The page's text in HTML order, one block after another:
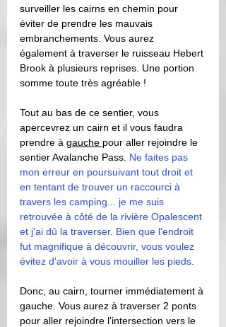
surveiller les cairns en chemin pour
éviter de prendre les mauvais
embranchements. Vous aurez
également à traverser le ruisseau Hebert
Brook à plusieurs reprises. Une portion
somme toute très agréable !
Tout au bas de ce sentier, vous
apercevrez un cairn et il vous faudra
prendre à gauche pour aller rejoindre le
sentier Avalanche Pass. Ne faites pas
mon erreur en poursuivant tout droit et
en tentant de trouver un raccourci à
travers les camping... je me suis
retrouvée à côté de la rivière Opalescent
et j'ai dû la traverser. Bien que l'endroit
fut magnifique à découvrir, vous voulez
évitez d'avoir à vous mouiller les pieds.
Donc, au cairn, tourner immédiatement à
gauche. Vous aurez à traverser 2 ponts
pour aller rejoindre l'intersection vers le